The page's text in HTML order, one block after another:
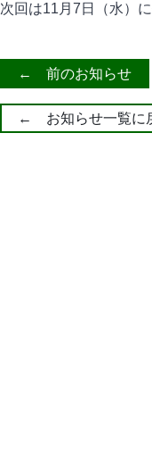
次回は11月7日（水）
← 前のお知らせ
← お知らせ一覧に